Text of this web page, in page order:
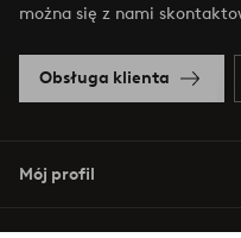
można się z nami
Obsługa klienta
Mój profil